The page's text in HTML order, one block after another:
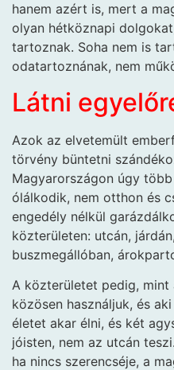
hanem azért is, mert a
olyan hétköznapi
tartoznak. Soha nem is
odatartoznának, nem
Látni
Azok az elvetemült
törvény büntetni
Magyarországon úgy
ólálkodik, nem otthon és
engedély nélkül
közterületen: utcán,
buszmegállóban,
A közterületet pedig, mint
közösen használjuk, és
életet akar élni, és két
jóisten, nem az utcán
ha nincs szerencséje, a